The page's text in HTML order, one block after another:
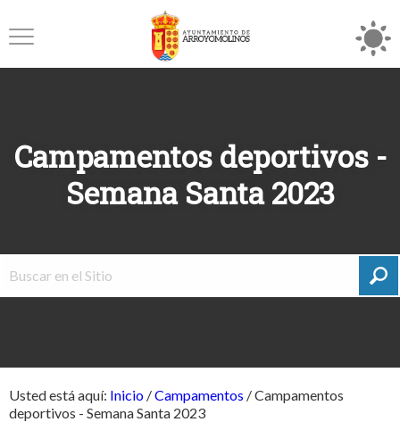
Campamentos deportivos -
Semana Santa 2023
Usted está aquí: Inicio /Campamentos /Campamentos
deportivos - Semana Santa 2023